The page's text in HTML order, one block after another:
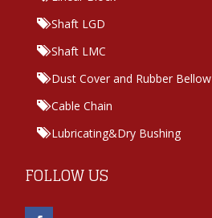
Shaft LGD
Shaft LMC
Dust Cover and Rubber Bellow
Cable Chain
Lubricating&Dry Bushing
FOLLOW US